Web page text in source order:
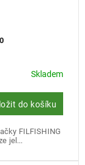
Skladem
do košíku
FILFISHING
jel...